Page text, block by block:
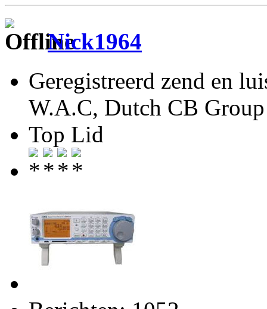
Nick1964
Geregistreerd zend en
W.A.C, Dutch CB
Top Lid